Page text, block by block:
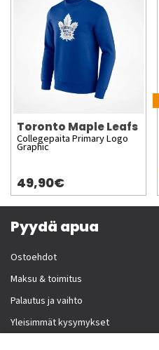
Toronto Maple Leafs
Collegepaita Primary Logo
Graphic
49,90€
Pyydä apua
Ostoehdot
Maksu & toimitus
Palautus ja vaihto
Yleisimmät kysymykset